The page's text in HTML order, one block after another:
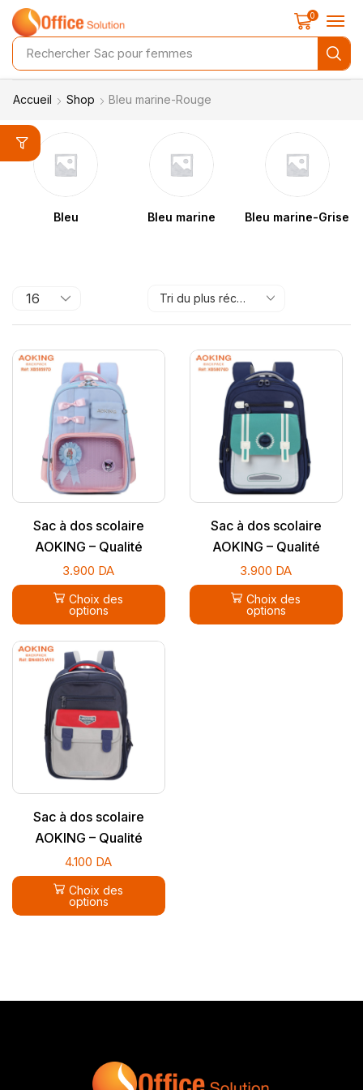
Rechercher Sac pour femmes
0
Accueil Shop Bleu marine-Rouge
Bleu Bleu marine Bleu marine-Grise
Sac à dos scolaire
AOKING – Qualité
supérieure
3.900 DA
Choix des
options
Sac à dos scolaire
AOKING – Qualité
supérieure
3.900 DA
Choix des
options
Sac à dos scolaire
AOKING – Qualité
supérieure
4.100 DA
Choix des
options